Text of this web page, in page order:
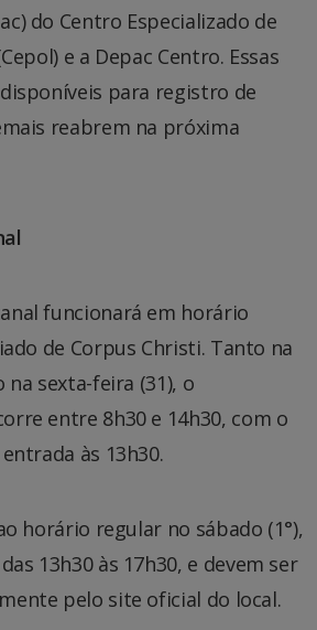
do Centro Especializado de
e a Depac Centro. Essas
para registro de
reabrem na próxima
funcionará em horário
de Corpus Christi. Tanto na
sexta-feira (31), o
entre 8h30 e 14h30, com o
às 13h30.
horário regular no sábado (1°),
13h30 às 17h30, e devem ser
pelo site oficial do local.